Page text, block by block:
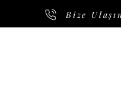
Bize